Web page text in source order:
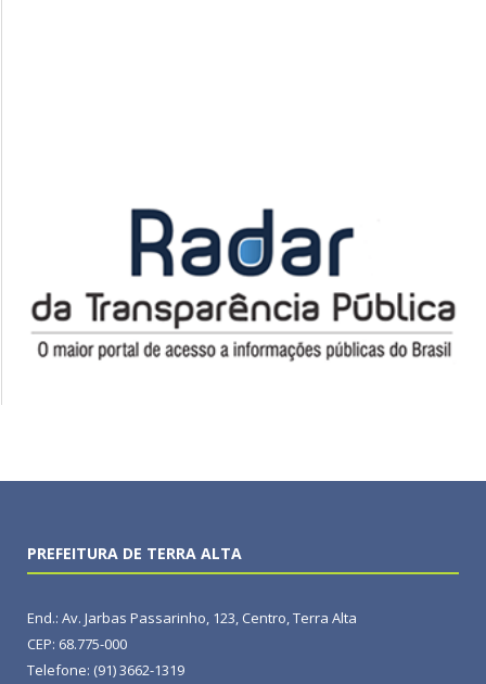
PREFEITURA DE TERRA ALTA
End.: Av. Jarbas Passarinho, 123, Centro, Terra Alta
CEP: 68.775-000
Telefone: (91) 3662-1319